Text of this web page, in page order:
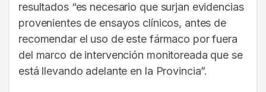
resultados “es necesario que surjan evidencias
provenientes de ensayos clínicos, antes de
recomendar el uso de este fármaco por fuera
del marco de intervención monitoreada que se
está llevando adelante en la Provincia”.